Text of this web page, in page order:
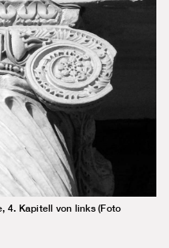
4. Kapitell von links (Foto